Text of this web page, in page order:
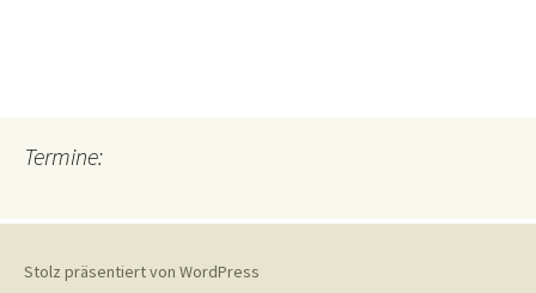
Termine:
Stolz präsentiert von WordPress